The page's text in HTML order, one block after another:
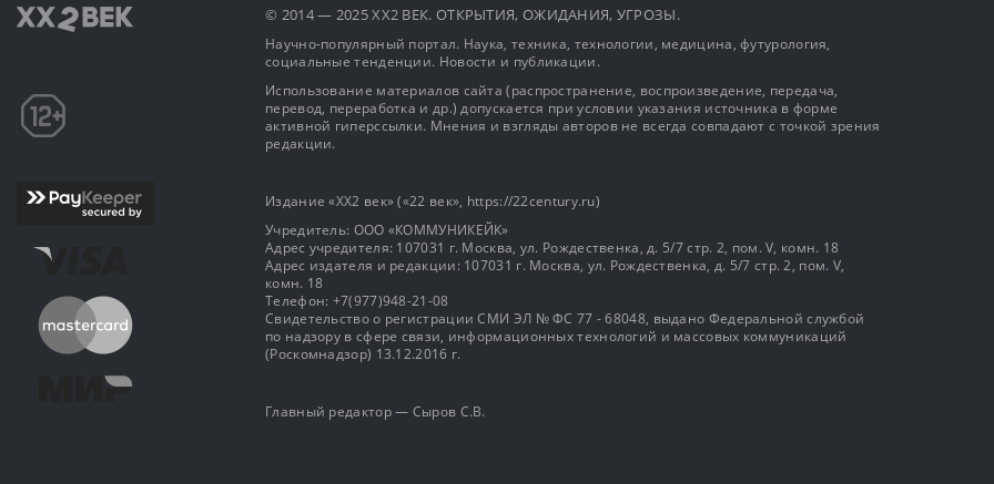
© 2014 — 2025 XX2 ВЕК. ОТКРЫТИЯ, ОЖИДАНИЯ, УГРОЗЫ.
Научно-популярный портал. Наука, техника, технологии, медицина, футурология,
социальные тенденции. Новости и публикации.
Использование материалов сайта (распространение, воспроизведение, передача,
перевод, переработка и др.) допускается при условии указания источника в форме
активной гиперссылки. Мнения и взгляды авторов не всегда совпадают с точкой зрения
редакции.
Издание «XX2 век» («22 век», https://22century.ru)
Учредитель: OOO «КОММУНИКЕЙК»
Адрес учредителя: 107031 г. Москва, ул. Рождественка, д. 5/7 стр. 2, пом. V, комн. 18
Адрес издателя и редакции: 107031 г. Москва, ул. Рождественка, д. 5/7 стр. 2, пом. V,
комн. 18
Телефон: +7(977)948-21-08
Свидетельство о регистрации СМИ ЭЛ № ФС 77 - 68048, выдано Федеральной службой
по надзору в сфере связи, информационных технологий и массовых коммуникаций
(Роскомнадзор) 13.12.2016 г.
Главный редактор — Сыров С.В.